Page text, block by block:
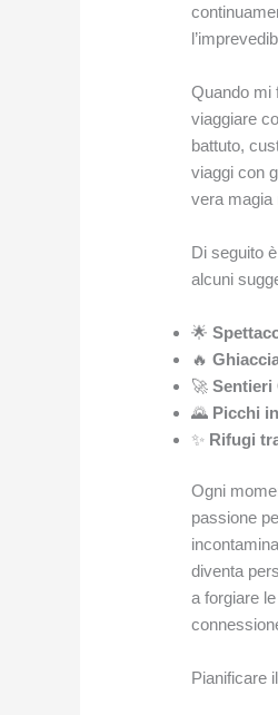
Quando mi
viaggiare
battuto,
viaggi con
vera magia
Di seguito
alcuni
🌟
🔥
🚀Sentieri
🌄 Picchi
✨ Rifugi
Ogni
passione
diventa
a forgiare
Pianificare